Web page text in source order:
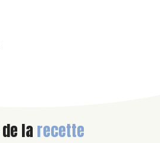
de la recette